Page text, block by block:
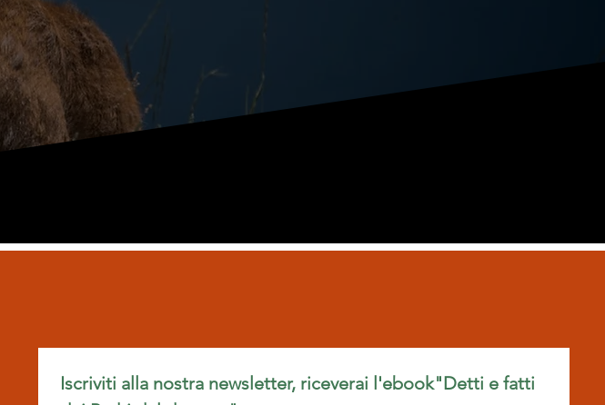
Iscriviti alla nostra newsletter, riceverai l'ebook"Detti e fatti